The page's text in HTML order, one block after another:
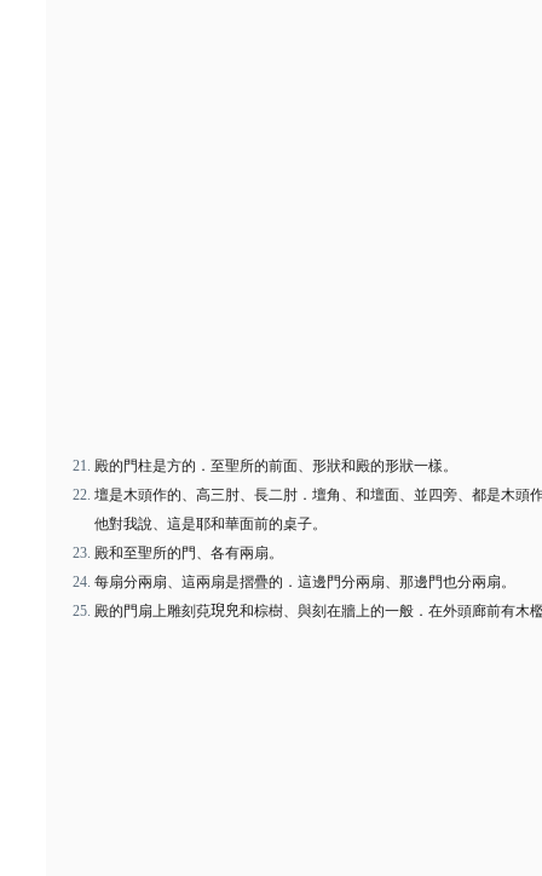
殿的門柱是方的．至聖所的前面、形狀和殿的形狀一樣。
壇是木頭作的、高三肘、長二肘．壇角、和壇面、並四旁、都是木頭
他對我說、這是耶和華面前的桌子。
殿和至聖所的門、各有兩扇。
每扇分兩扇、這兩扇是摺疊的．這邊門分兩扇、那邊門也分兩扇。
殿的門扇上雕刻萖𤦤𠒇和棕樹、與刻在牆上的一般．在外頭廊前有木